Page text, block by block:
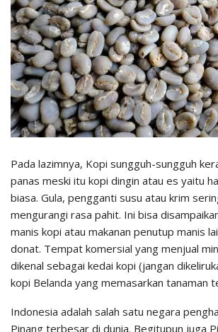
Pada lazimnya, Kopi sungguh-sungguh
panas meski itu kopi dingin atau es yaitu
biasa. Gula, pengganti susu atau krim
mengurangi rasa pahit. Ini bisa
manis kopi atau makanan penutup manis
donat. Tempat komersial yang menjual
dikenal sebagai kedai kopi (jangan
kopi Belanda yang memasarkan tanaman
Indonesia adalah salah satu negara
Pinang terbesar di dunia. Begitupun juga